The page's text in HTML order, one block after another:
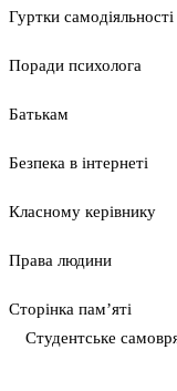
Гуртки самодіяльності
Поради психолога
Батькам
Безпека в інтернеті
Класному керівнику
Права людини
Сторінка пам’яті
Студентське